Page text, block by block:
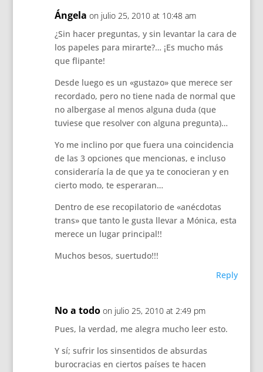
Ángela on julio 25, 2010 at 10:48 am
¿Sin hacer preguntas, y sin levantar la cara de
los papeles para mirarte?… ¡Es mucho más
que flipante!
Desde luego es un «gustazo» que merece ser
recordado, pero no tiene nada de normal que
no albergase al menos alguna duda (que
tuviese que resolver con alguna pregunta)…
Yo me inclino por que fuera una coincidencia
de las 3 opciones que mencionas, e incluso
consideraría la de que ya te conocieran y en
cierto modo, te esperaran…
Dentro de ese recopilatorio de «anécdotas
trans» que tanto le gusta llevar a Mónica, esta
merece un lugar principal!!
Muchos besos, suertudo!!!
Reply
No a todo on julio 25, 2010 at 2:49 pm
Pues, la verdad, me alegra mucho leer esto.
Y sí; sufrir los sinsentidos de absurdas
burocracias en ciertos países te hacen